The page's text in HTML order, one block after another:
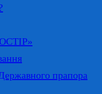
прапора